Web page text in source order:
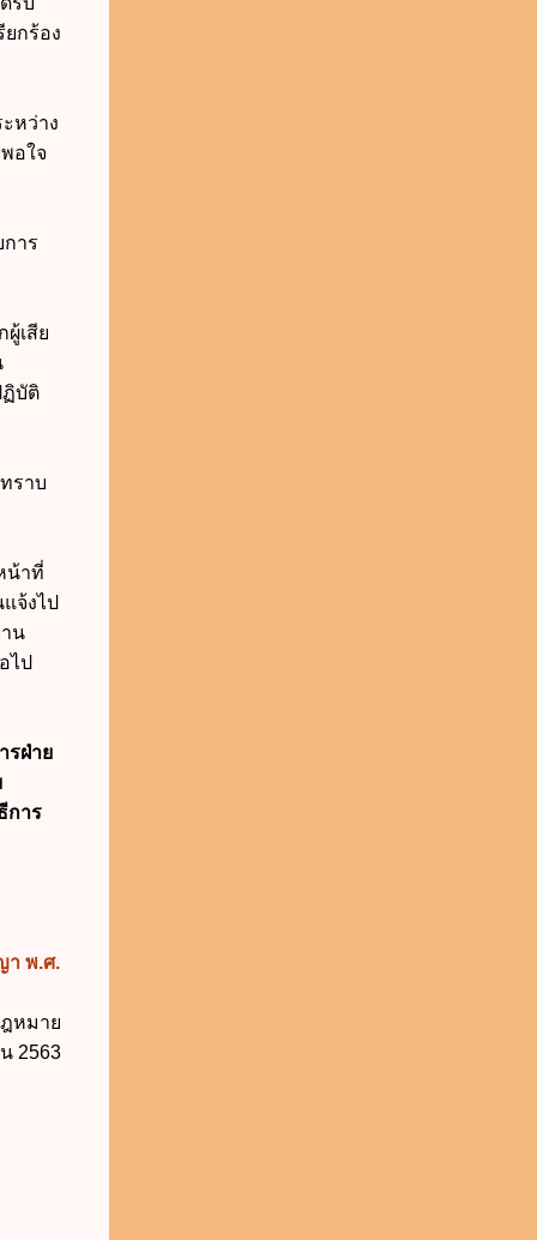
ยกร้อง
หว่าง
อใจ
าร
เสีย
ฏิบัติ
ราบ
น้าที่
จ้งไป
น
ไป
รฝ่าย
การ
า พ.ศ.
หมาย
2563